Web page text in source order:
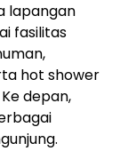
lapangan
fasilitas
hot shower
depan,